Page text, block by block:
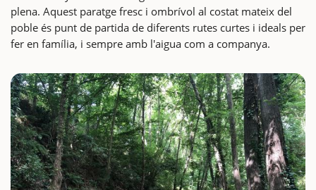
plena. Aquest paratge fresc i ombrívol al costat mateix del
poble és punt de partida de diferents rutes curtes i ideals per
fer en família, i sempre amb l'aigua com a companya.